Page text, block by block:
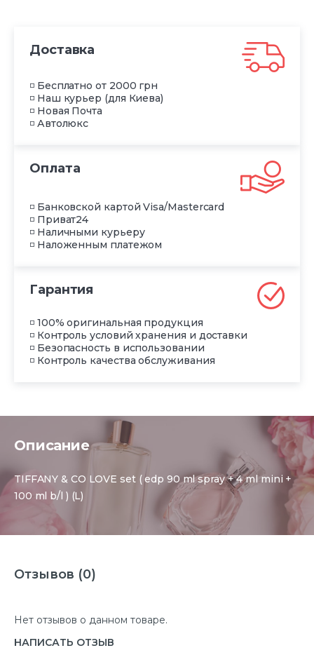
Доставка
◽ Бесплатно от 2000 грн
◽ Наш курьер (для Киева)
◽ Новая Почта
◽ Автолюкс
Оплата
◽ Банковской картой Visa/Mastercard
◽ Приват24
◽ Наличными курьеру
◽ Наложенным платежом
Гарантия
◽ 100% оригинальная продукция
◽ Контроль условий хранения и доставки
◽ Безопасность в использовании
◽ Контроль качества обслуживания
Описание
TIFFANY & CO LOVE set ( edp 90 ml spray + 4 ml mini +
100 ml b/l ) (L)
Отзывов (0)
Нет отзывов о данном товаре.
НАПИСАТЬ ОТЗЫВ